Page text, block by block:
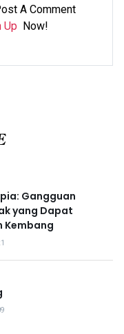
A Comment
Up Now!
Gangguan
yang Dapat
Kembang